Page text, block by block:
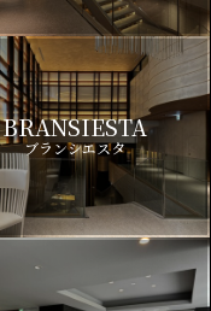
BRANSIESTA
ブランシエスタ